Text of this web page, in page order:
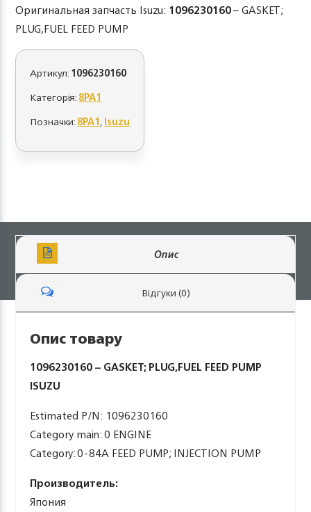
Оригинальная запчасть Isuzu: 1096230160– GASKET;
PLUG,FUEL FEED PUMP
Артикул:1096230160
Категорія:8PA1
Позначки:8PA1,Isuzu
Опис
Відгуки (0)
Опис товару
1096230160 – GASKET; PLUG,FUEL FEED PUMP
ISUZU
Estimated P/N: 1096230160
Category main: 0 ENGINE
Category: 0-84A FEED PUMP; INJECTION PUMP
Производитель:
Япония